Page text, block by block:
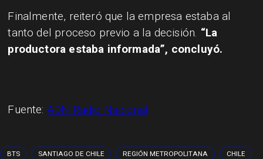
Finalmente, reiteró que la empresa estaba al
tanto del proceso previo a la decisión. “La
productora estaba informada”, concluyó.
Fuente: ADN Radio Nacional
BTS SANTIAGO DE CHILE REGIÓN METROPOLITANA CHILE